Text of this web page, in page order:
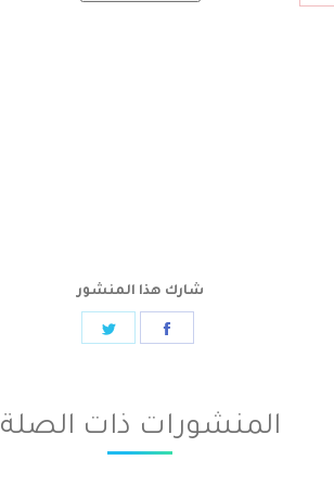
شارك هذا المنشور
المنشورات ذات الصلة